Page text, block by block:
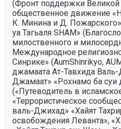
(Фронт поддержки Великой
общественное движение
К. Минина и Д.
уа Тагьаля SHAM»
милоственного и
Международное
Синрике» (AumShinrikyo,
джамаата Ат-Тавхида
Джамаат» «Рохнамо ба суи
(«Путеводитель в
«Террористическое
валь-Джихад» «Хайят
освобождения Леванта»,